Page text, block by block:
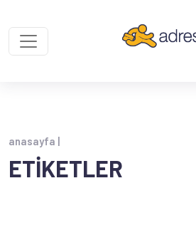
anasayfa |
ETİKETLER